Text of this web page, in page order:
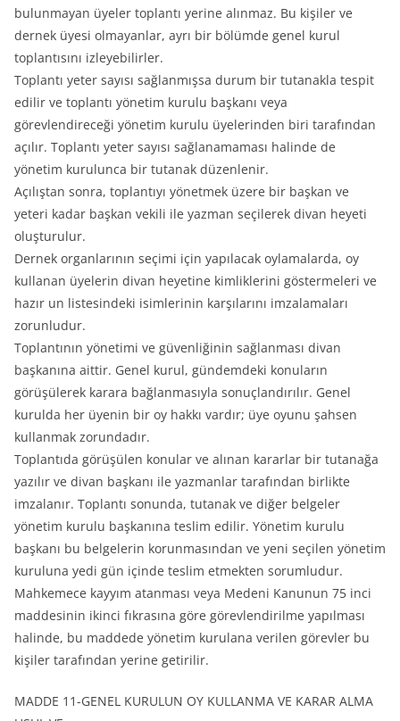
bulunmayan üyeler toplantı yerine alınmaz. Bu kişiler ve
dernek üyesi olmayanlar, ayrı bir bölümde genel kurul
toplantısını izleyebilirler.
Toplantı yeter sayısı sağlanmışsa durum bir tutanakla tespit
edilir ve toplantı yönetim kurulu başkanı veya
görevlendireceği yönetim kurulu üyelerinden biri tarafından
açılır. Toplantı yeter sayısı sağlanamaması halinde de
yönetim kurulunca bir tutanak düzenlenir.
Açılıştan sonra, toplantıyı yönetmek üzere bir başkan ve
yeteri kadar başkan vekili ile yazman seçilerek divan heyeti
oluşturulur.
Dernek organlarının seçimi için yapılacak oylamalarda, oy
kullanan üyelerin divan heyetine kimliklerini göstermeleri ve
hazır un listesindeki isimlerinin karşılarını imzalamaları
zorunludur.
Toplantının yönetimi ve güvenliğinin sağlanması divan
başkanına aittir. Genel kurul, gündemdeki konuların
görüşülerek karara bağlanmasıyla sonuçlandırılır. Genel
kurulda her üyenin bir oy hakkı vardır; üye oyunu şahsen
kullanmak zorundadır.
Toplantıda görüşülen konular ve alınan kararlar bir tutanağa
yazılır ve divan başkanı ile yazmanlar tarafından birlikte
imzalanır. Toplantı sonunda, tutanak ve diğer belgeler
yönetim kurulu başkanına teslim edilir. Yönetim kurulu
başkanı bu belgelerin korunmasından ve yeni seçilen yönetim
kuruluna yedi gün içinde teslim etmekten sorumludur.
Mahkemece kayyım atanması veya Medeni Kanunun 75 inci
maddesinin ikinci fıkrasına göre görevlendirilme yapılması
halinde, bu maddede yönetim kurulana verilen görevler bu
kişiler tarafından yerine getirilir.
MADDE 11-GENEL KURULUN OY KULLANMA VE KARAR ALMA